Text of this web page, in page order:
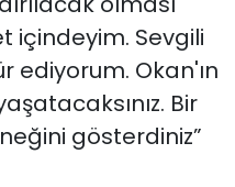
içindeyim. Sevgili
ediyorum. Okan'ın
Bir
gösterdiniz”